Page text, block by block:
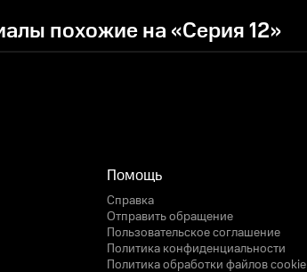
похожие на «Серия 12»
Помощь
Справка
Отправить обращение
Пользовательское соглашение
Политика конфиденциальности
Политика обработки файлов cookie